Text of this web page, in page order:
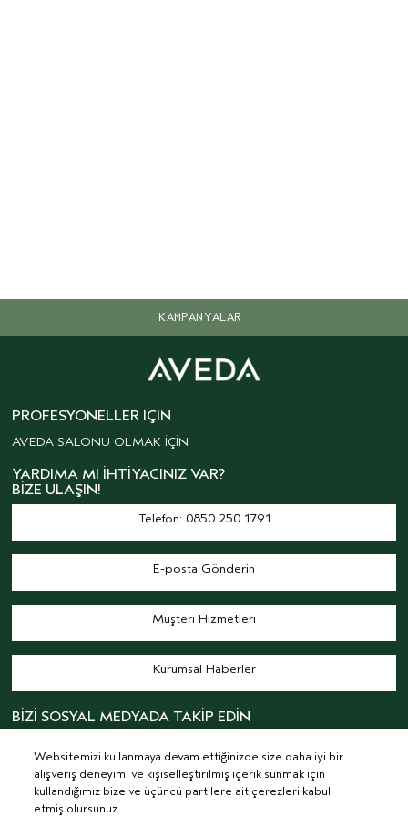
KAMPANYALAR
PROFESYONELLER İÇIN
AVEDA SALONU OLMAK İÇİN
YARDIMA MI İHTIYACINIZ VAR?
BIZE ULAŞIN!
Telefon: 0850 250 1791
E-posta Gönderin
Müşteri Hizmetleri
Kurumsal Haberler
BİZİ SOSYAL MEDYADA TAKİP EDİN
Websitemizi kullanmaya devam ettiğinizde size daha iyi bir
alışveriş deneyimi ve kişiselleştirilmiş içerik sunmak için
kullandığımız bize ve üçüncü partilere ait çerezleri kabul
etmiş olursunuz.